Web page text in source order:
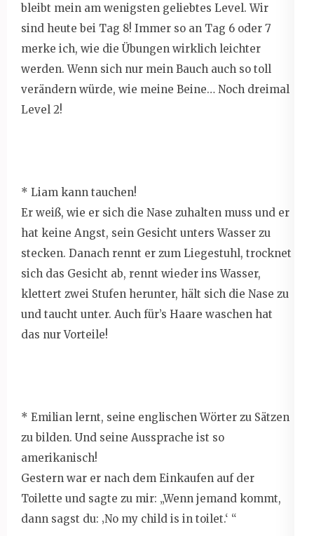
bleibt mein am wenigsten geliebtes Level. Wir
sind heute bei Tag 8! Immer so an Tag 6 oder 7
merke ich, wie die Übungen wirklich leichter
werden. Wenn sich nur mein Bauch auch so toll
verändern würde, wie meine Beine… Noch dreimal
Level 2!
* Liam kann tauchen!
Er weiß, wie er sich die Nase zuhalten muss und er
hat keine Angst, sein Gesicht unters Wasser zu
stecken. Danach rennt er zum Liegestuhl, trocknet
sich das Gesicht ab, rennt wieder ins Wasser,
klettert zwei Stufen herunter, hält sich die Nase zu
und taucht unter. Auch für’s Haare waschen hat
das nur Vorteile!
* Emilian lernt, seine englischen Wörter zu Sätzen
zu bilden. Und seine Aussprache ist so
amerikanisch!
Gestern war er nach dem Einkaufen auf der
Toilette und sagte zu mir: „Wenn jemand kommt,
dann sagst du: ‚No my child is in toilet.‘ “